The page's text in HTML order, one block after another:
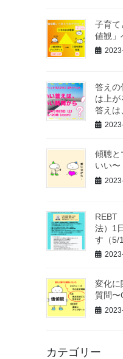
子育て
値観」
答えの
は上
答えは
傾聴と
いい〜
REBT
法）1
す（5/
変化に
質問〜
カテゴリー